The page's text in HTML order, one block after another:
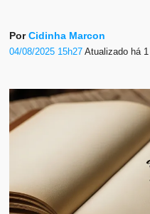
PorCidinha Marcon
04/08/2025 15h27Atualizado há